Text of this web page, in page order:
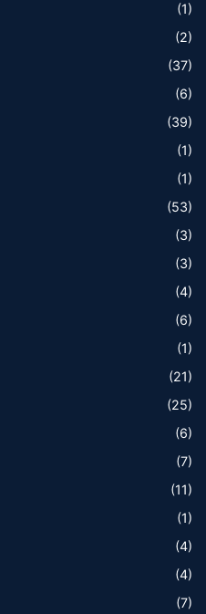
(1)
(2)
(37)
(6)
(39)
(1)
(1)
(53)
(3)
(3)
(4)
(6)
(1)
(21)
(25)
(6)
(7)
(11)
(1)
(4)
(4)
(7)